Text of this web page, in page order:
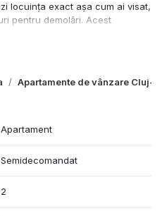
Apartamente de vânzare Cluj-
locuința exact așa cum ai visat,
pentru demolări. Acest
stil.
cele mai căutate zone din
etapa finală de amenajare.
gata pentru mobilierul și
Apartament
Semidecomandat
2